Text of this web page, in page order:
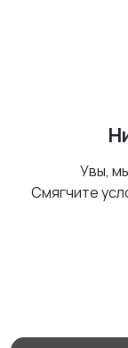
Увы,
Смягчите